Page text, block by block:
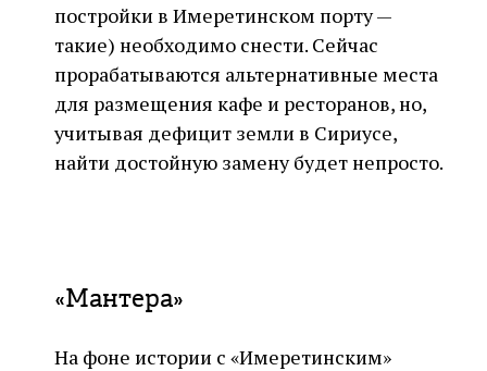
постройки в Имеретинском порту —
такие) необходимо снести. Сейчас
прорабатываются альтернативные места
для размещения кафе и ресторанов, но,
учитывая дефицит земли в Сириусе,
найти достойную замену будет непросто.
«Мантера»
На фоне истории с «Имеретинским»